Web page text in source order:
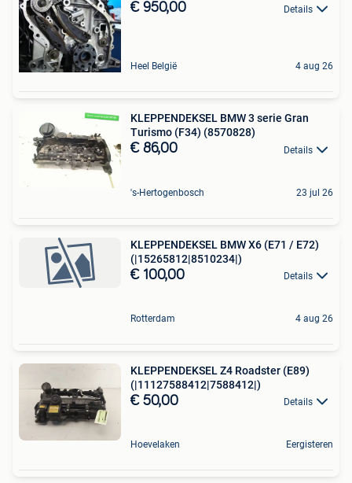
€ 950,00 Details
Heel België 4 aug 26
KLEPPENDEKSEL BMW 3 serie Gran
Turismo (F34) (8570828)
€ 86,00 Details
's-Hertogenbosch 23 jul 26
KLEPPENDEKSEL BMW X6 (E71 / E72)
(|15265812|8510234|)
€ 100,00 Details
Rotterdam 4 aug 26
KLEPPENDEKSEL Z4 Roadster (E89)
(|11127588412|7588412|)
€ 50,00 Details
Hoevelaken Eergisteren